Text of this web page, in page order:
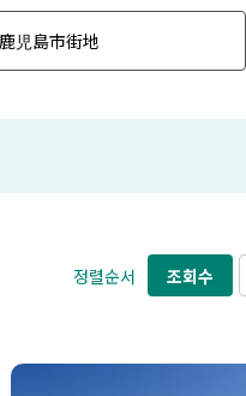
정렬순서 조회수